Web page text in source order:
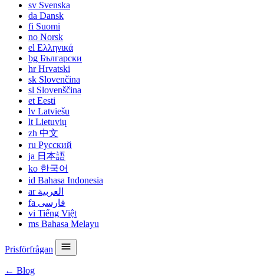
sv Svenska
da Dansk
fi Suomi
no Norsk
el Ελληνικά
bg Български
hrHrvatski
sk Slovenčina
sl Slovenščina
et Eesti
lv Latviešu
lt Lietuvių
zh 中文
ru Русский
ja 日本語
ko 한국어
id Bahasa Indonesia
ar العربية
fa فارسی
vi Tiếng Việt
ms Bahasa Melayu
Prisförfrågan
← Blog